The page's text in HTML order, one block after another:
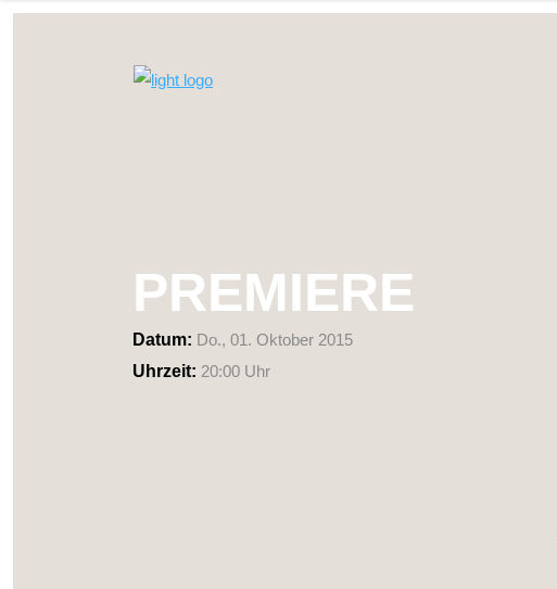
PREMIERE
Datum: Do., 01. Oktober 2015
Uhrzeit: 20:00 Uhr